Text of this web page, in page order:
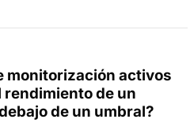
monitorización activos
de un
de un umbral?